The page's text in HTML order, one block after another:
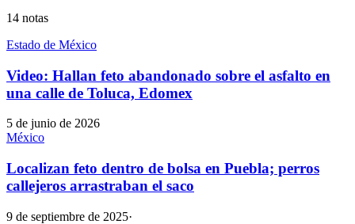
14 notas
Estado de México
Video: Hallan feto abandonado sobre el asfalto en
una calle de Toluca, Edomex
5 de junio de 2026
México
Localizan feto dentro de bolsa en Puebla; perros
callejeros arrastraban el saco
9 de septiembre de 2025·